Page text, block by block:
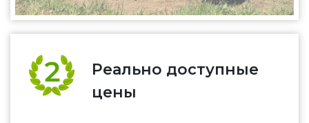
Реально доступные
цены